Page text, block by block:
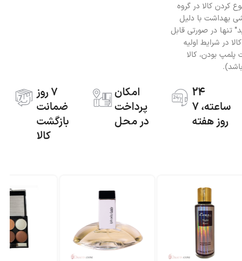
کردن کالا در گروه
بهداشت با دلیل
تنها در صورتی قابل
در شرایط اولیه
بودن، کالا
24
ساعته، 7
روز هفته
امکان
پرداخت
در محل
7 روز
ضمانت
بازگشت
کالا